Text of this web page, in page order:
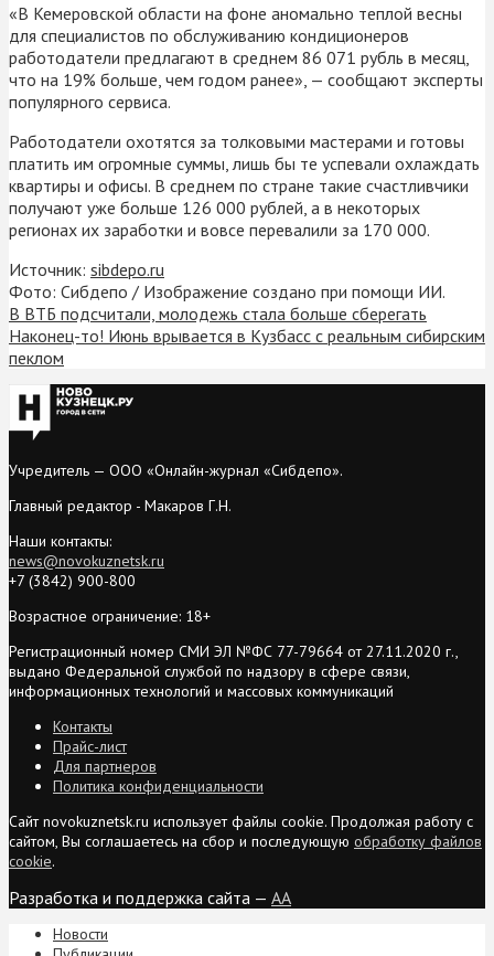
«В Кемеровской области на фоне аномально теплой весны
для специалистов по обслуживанию кондиционеров
работодатели предлагают в среднем 86 071 рубль в месяц,
что на 19% больше, чем годом ранее», — сообщают эксперты
популярного сервиса.
Работодатели охотятся за толковыми мастерами и готовы
платить им огромные суммы, лишь бы те успевали охлаждать
квартиры и офисы. В среднем по стране такие счастливчики
получают уже больше 126 000 рублей, а в некоторых
регионах их заработки и вовсе перевалили за 170 000.
Источник: sibdepo.ru
Фото: Сибдепо / Изображение создано при помощи ИИ.
В ВТБ подсчитали, молодежь стала больше сберегать
Наконец-то! Июнь врывается в Кузбасс с реальным сибирским
пеклом
Учредитель — ООО «Онлайн-журнал «Сибдепо».
Главный редактор - Макаров Г.Н.
Наши контакты:
news@novokuznetsk.ru
+7 (3842) 900-800
Возрастное ограничение: 18+
Регистрационный номер СМИ ЭЛ №ФС 77-79664 от 27.11.2020 г.,
выдано Федеральной службой по надзору в сфере связи,
информационных технологий и массовых коммуникаций
Контакты
Прайс-лист
Для партнеров
Политика конфиденциальности
Сайт novokuznetsk.ru использует файлы cookie. Продолжая работу с
сайтом, Вы соглашаетесь на сбор и последующую обработку файлов
cookie.
Разработка и поддержка сайта — AA
Новости